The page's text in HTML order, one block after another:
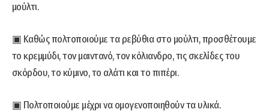
μούλτι.
▣ Καθώς πολτοποιούμε τα ρεβύθια στο μούλτι, προσθέτουμε
το κρεμμύδι, τον μαιντανό, τον κόλιανδρο, τις σκελίδες του
σκόρδου, το κύμινο, το αλάτι και το πιπέρι.
▣ Πολτοποιούμε μέχρι να ομογενοποιηθούν τα υλικά.